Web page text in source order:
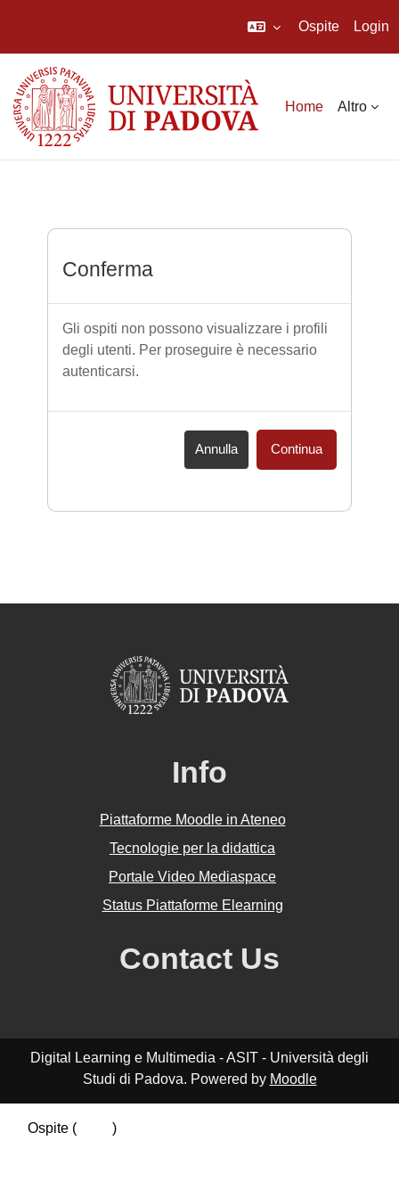
Ospite Login
Home Altro
Conferma
Gli ospiti non possono visualizzare i profili
degli utenti. Per proseguire è necessario
autenticarsi.
Annulla Continua
Info
Piattaforme Moodle in Ateneo
Tecnologie per la didattica
Portale Video Mediaspace
Status Piattaforme Elearning
Contact Us
Digital Learning e Multimedia - ASIT - Università degli
Studi di Padova. Powered by Moodle
Ospite (
)